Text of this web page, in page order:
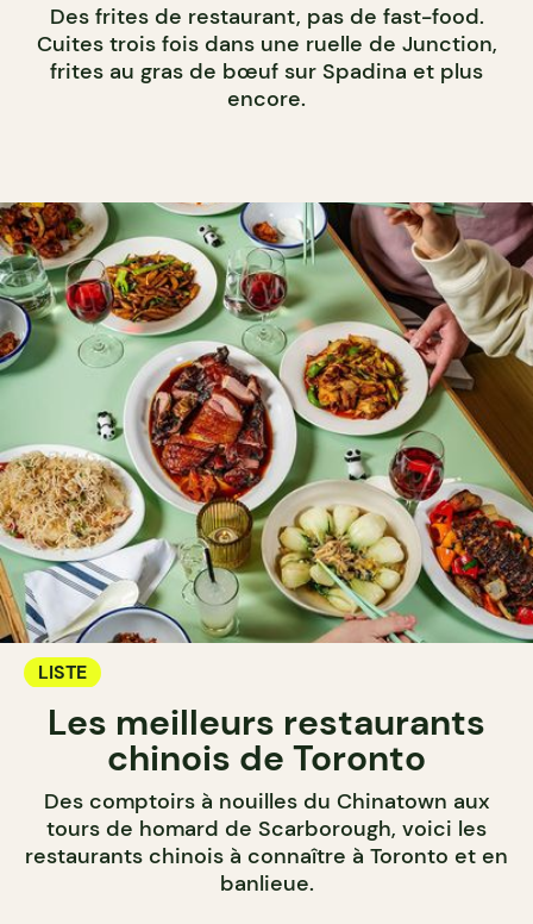
Des frites de restaurant, pas de fast-food.
Cuites trois fois dans une ruelle de Junction,
frites au gras de bœuf sur Spadina et plus
encore.
LISTE
Les meilleurs restaurants
chinois de Toronto
Des comptoirs à nouilles du Chinatown aux
tours de homard de Scarborough, voici les
restaurants chinois à connaître à Toronto et en
banlieue.